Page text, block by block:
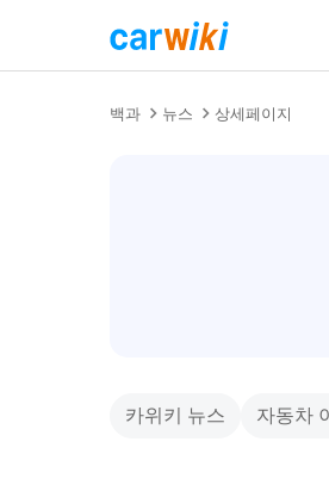
백과 뉴스 상세페이지
카위키 뉴스 자동차